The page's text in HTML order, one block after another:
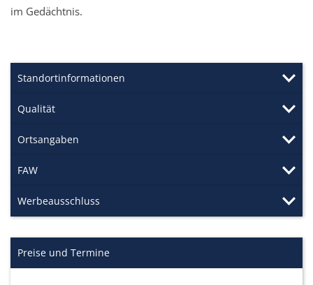
im Gedächtnis.
Standortinformationen
Qualität
Ortsangaben
FAW
Werbeausschluss
Preise und Termine